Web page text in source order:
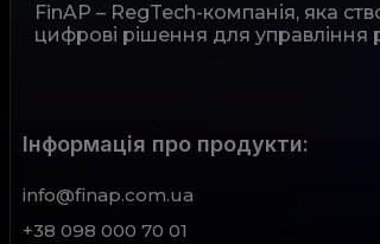
FinAP – RegTech-компанія, яка
цифрові рішення для управління
Інформація про продукти:
info@finap.com.ua
+38 098 000 70 01